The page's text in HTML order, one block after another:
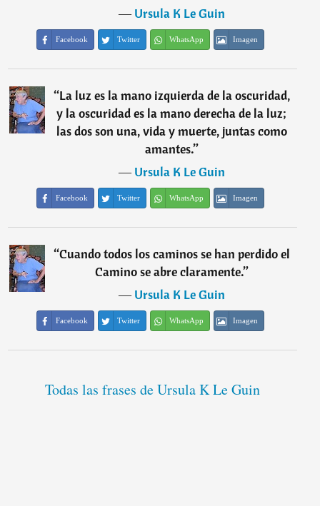
―Ursula K Le Guin
Facebook Twitter WhatsApp Imagen
“La luz es la mano izquierda de la oscuridad,
y la oscuridad es la mano derecha de la luz;
las dos son una, vida y muerte, juntas como
amantes.”
―Ursula K Le Guin
Facebook Twitter WhatsApp Imagen
“Cuando todos los caminos se han perdido el
Camino se abre claramente.”
―Ursula K Le Guin
Facebook Twitter WhatsApp Imagen
Todas las frases de Ursula K Le Guin